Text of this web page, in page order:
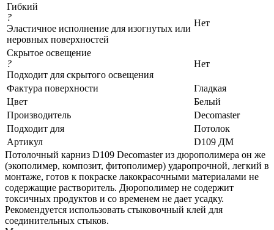
Гибкий
?
Эластичное исполнение для изогнутых или
неровных поверхностей
Нет
Скрытое освещение
?
Подходит для скрытого освещения
Нет
Фактура поверхности
Гладкая
Цвет
Белый
Производитель
Decomaster
Подходит для
Потолок
Артикул
D109 ДМ
Потолочный карниз D109 Decomaster из дюрополимера он же
(экополимер, композит, фитополимер) ударопрочной, легкий в
монтаже, готов к покраске лакокрасочными материалами не
содержащие растворитель. Дюрополимер не содержит
токсичных продуктов и со временем не дает усадку.
Рекомендуется использовать стыковочный клей для
соединительных стыков.